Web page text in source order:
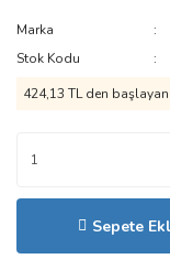
Marka
Stok Kodu
424,13 TL den
Sepete